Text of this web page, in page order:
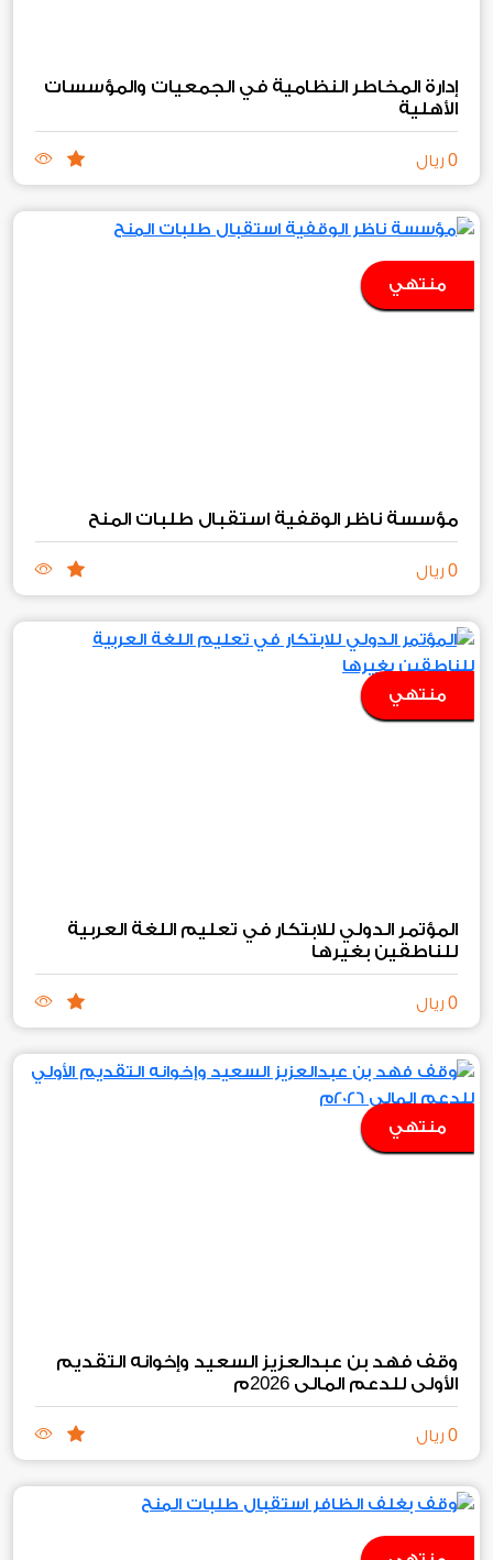
إدارة المخاطر النظامية في الجمعيات والمؤسسات
الأهلية
0 ريال
منتهي
مؤسسة ناظر الوقفية استقبال طلبات المنح
0 ريال
منتهي
المؤتمر الدولي للابتكار في تعليم اللغة العربية
للناطقين بغيرها
0 ريال
منتهي
وقف فهد بن عبدالعزيز السعيد وإخوانه التقديم
الأولي للدعم المالي 2026م
0 ريال